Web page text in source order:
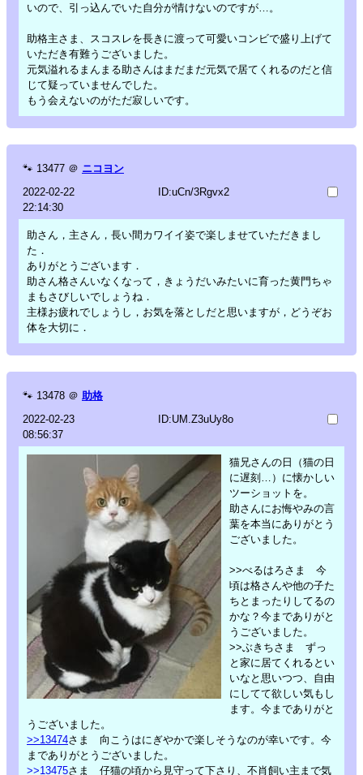
いので、引っ込んでいた自分が情けないのですが…。
助格主さま、スコスレを長きに渡って可愛いコンビで盛り上げて
いただき有難うございました。
元気溢れるまんまる助さんはまだまだ元気で居てくれるのだと信
じて疑っていませんでした。
もう会えないのがただ寂しいです。
🐾 13477 ＠ ニコヨン
2022-02-22
22:14:30
ID:uCn/3Rgvx2
助さん，主さん，長い間カワイイ姿で楽しませていただきまし
た．
ありがとうございます．
助さん格さんいなくなって，きょうだいみたいに育った黄門ちゃ
まもさびしいでしょうね．
主様お疲れでしょうし，お気を落としだと思いますが，どうぞお
体を大切に．
🐾 13478 ＠ 助格
2022-02-23
08:56:37
ID:UM.Z3uUy8o
猫兄さんの日（猫の日
に遅刻…）に懐かしい
ツーショットを。
助さんにお悔やみの言
葉を本当にありがとう
ございました。
>>べるはろさま 今
頃は格さんや他の子た
ちとまったりしてるの
かな？今までありがと
うございました。
>>ぶきちさま ずっ
と家に居てくれるとい
いなと思いつつ、自由
にしてて欲しい気もし
ます。今までありがと
うございました。
>>13474さま 向こうはにぎやかで楽しそうなのが幸いです。今
までありがとうございました。
>>13475さま 仔猫の頃から見守って下さり、不肖飼い主まで気